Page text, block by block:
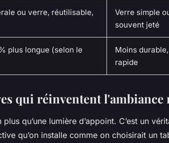
ou verre, réutilisable,
Verre simple
souvent jeté
plus longue (selon le
Moins
rapide
qui réinventent l'ambiance
qu’une lumière d’appoint. C’est un
qu’on installe comme on choisirait un